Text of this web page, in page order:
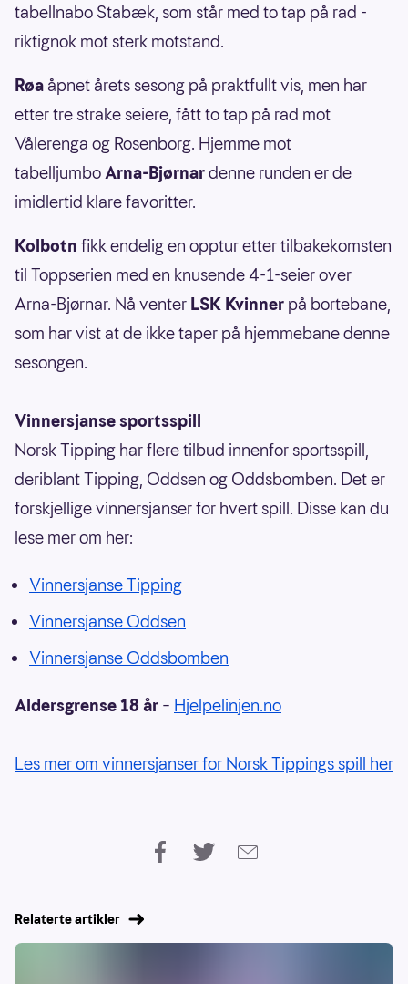
tabellnabo Stabæk, som står med to tap på rad -
riktignok mot sterk motstand.
Røa åpnet årets sesong på praktfullt vis, men har
etter tre strake seiere, fått to tap på rad mot
Vålerenga og Rosenborg. Hjemme mot
tabelljumboArna-Bjørnardenne runden er de
imidlertid klare favoritter.
Kolbotn fikk endelig en opptur etter tilbakekomsten
til Toppserien med en knusende 4-1-seier over
Arna-Bjørnar. Nå venter LSK Kvinner på bortebane,
som har vist at de ikke taper på hjemmebane denne
sesongen.
Vinnersjanse sportsspill
Norsk Tipping har flere tilbud innenfor sportsspill,
deriblant Tipping, Oddsen og Oddsbomben. Det er
forskjellige vinnersjanser for hvert spill. Disse kan du
lese mer om her:
Vinnersjanse Tipping
Vinnersjanse Oddsen
Vinnersjanse Oddsbomben
Aldersgrense 18 år – Hjelpelinjen.no
Les mer om vinnersjanser for Norsk Tippings spill her
Relaterte artikler